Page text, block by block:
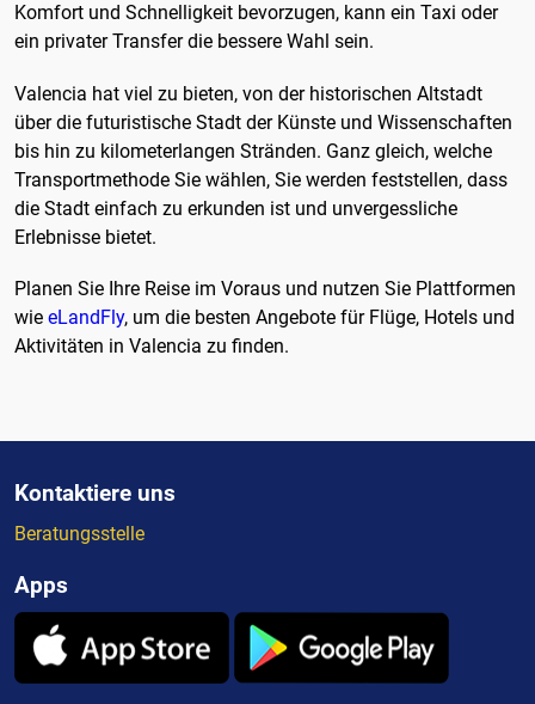
Komfort und Schnelligkeit bevorzugen, kann ein Taxi oder
ein privater Transfer die bessere Wahl sein.
Valencia hat viel zu bieten, von der historischen Altstadt
über die futuristische Stadt der Künste und Wissenschaften
bis hin zu kilometerlangen Stränden. Ganz gleich, welche
Transportmethode Sie wählen, Sie werden feststellen, dass
die Stadt einfach zu erkunden ist und unvergessliche
Erlebnisse bietet.
Planen Sie Ihre Reise im Voraus und nutzen Sie Plattformen
wie eLandFly, um die besten Angebote für Flüge, Hotels und
Aktivitäten in Valencia zu finden.
Kontaktiere uns
Beratungsstelle
Apps